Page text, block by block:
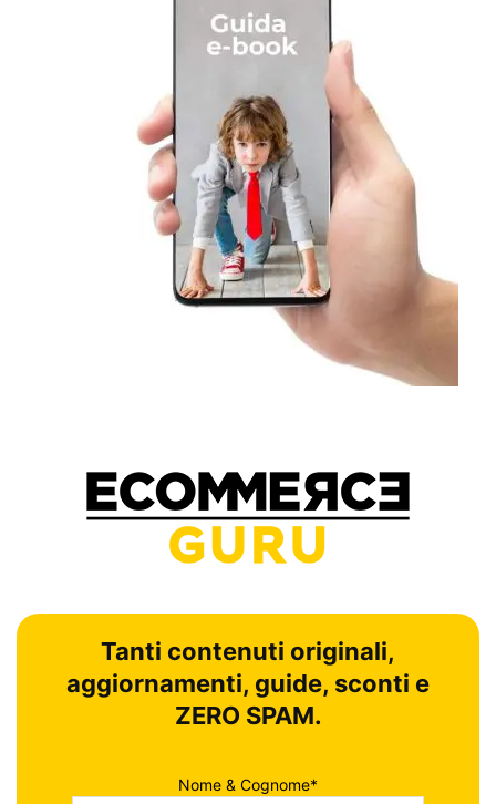
Tanti contenuti originali,
aggiornamenti, guide, sconti e
ZERO SPAM.
Nome & Cognome*